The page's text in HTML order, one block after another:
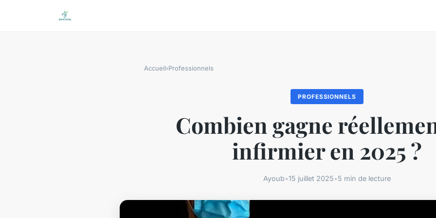
Accueil›Professionnels
PROFESSIONNELS
Combien gagne
infirmier en 2025 ?
Ayoub•15 juillet 2025•5 min de lecture